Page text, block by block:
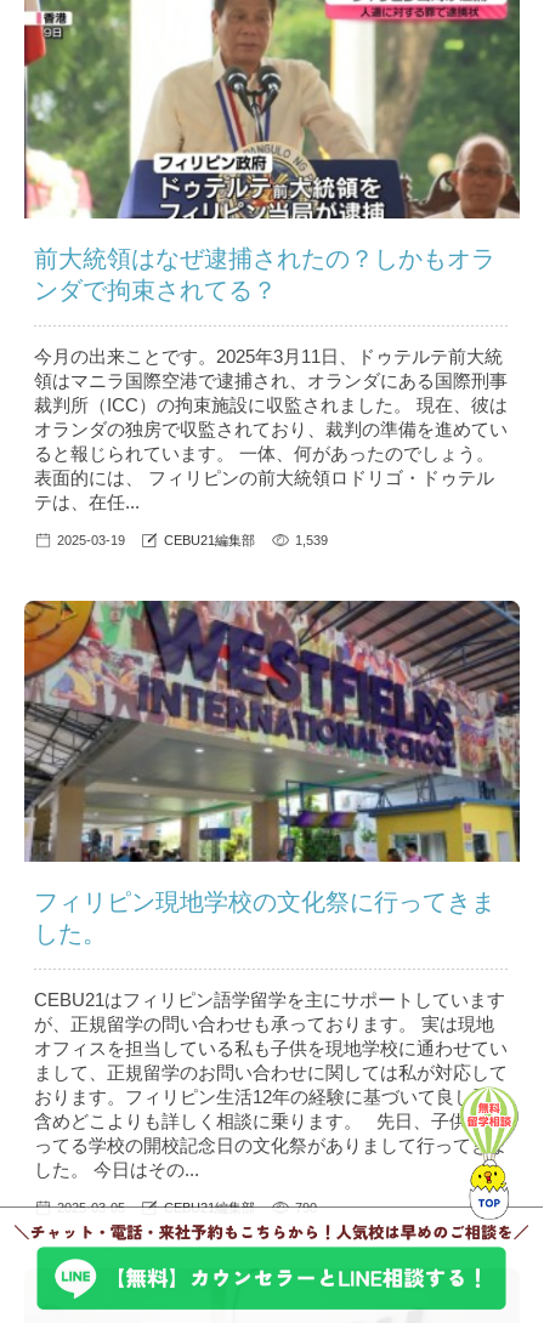
前大統領はなぜ逮捕されたの？しかもオラ
ンダで拘束されてる？
今月の出来ことです。2025年3月11日、ドゥテルテ前大統
領はマニラ国際空港で逮捕され、オランダにある国際刑事
裁判所（ICC）の拘束施設に収監されました。 現在、彼は
オランダの独房で収監されており、裁判の準備を進めてい
ると報じられています。 一体、何があったのでしょう。
表面的には、 フィリピンの前大統領ロドリゴ・ドゥテル
テは、在任...
2025-03-19 CEBU21編集部 1,539
フィリピン現地学校の文化祭に行ってきま
した。
CEBU21はフィリピン語学留学を主にサポートしています
が、正規留学の問い合わせも承っております。 実は現地
オフィスを担当している私も子供を現地学校に通わせてい
まして、正規留学のお問い合わせに関しては私が対応して
おります。フィリピン生活12年の経験に基づいて良し悪し
含めどこよりも詳しく相談に乗ります。 先日、子供が通
ってる学校の開校記念日の文化祭がありまして行ってきま
した。 今日はその...
2025-03-05 CEBU21編集部 790